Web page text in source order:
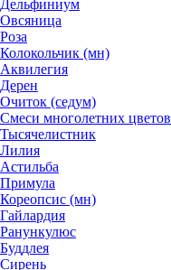
Дельфиниум
Овсяница
Роза
Колокольчик (мн)
Аквилегия
Дерен
Очиток (седум)
Смеси многолетних цветов
Тысячелистник
Лилия
Астильба
Примула
Кореопсис (мн)
Гайлардия
Ранункулюс
Буддлея
Сирень